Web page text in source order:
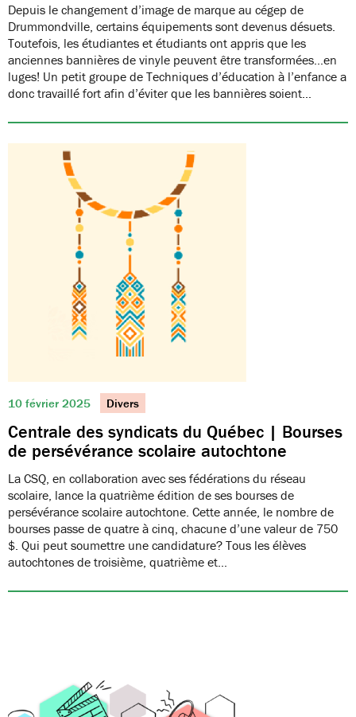
Depuis le changement d’image de marque au cégep de
Drummondville, certains équipements sont devenus désuets.
Toutefois, les étudiantes et étudiants ont appris que les
anciennes bannières de vinyle peuvent être transformées…en
luges! Un petit groupe de Techniques d’éducation à l’enfance a
donc travaillé fort afin d’éviter que les bannières soient…
10 février 2025 Divers
Centrale des syndicats du Québec | Bourses
de persévérance scolaire autochtone
La CSQ, en collaboration avec ses fédérations du réseau
scolaire, lance la quatrième édition de ses bourses de
persévérance scolaire autochtone. Cette année, le nombre de
bourses passe de quatre à cinq, chacune d’une valeur de 750
$. Qui peut soumettre une candidature? Tous les élèves
autochtones de troisième, quatrième et…